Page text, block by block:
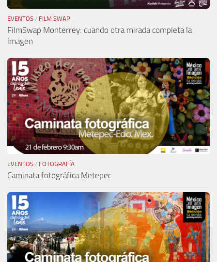
EVENTOS / FILM SWAP
FilmSwap Monterrey: cuando otra mirada completa la
imagen
EVENTOS / FOTOGRAFÍA
Caminata fotográfica Metepec